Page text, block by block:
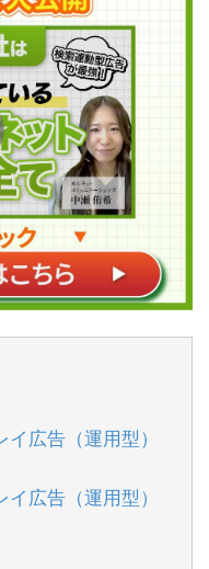
広告（運用型）
広告（運用型）